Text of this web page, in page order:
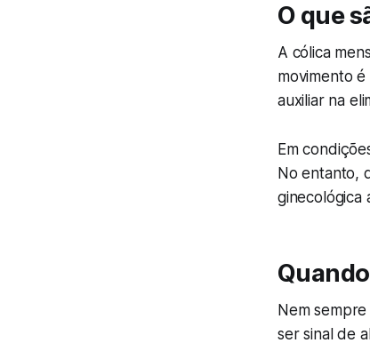
O que
A cólica
movimento
auxiliar na
Em
No entanto,
ginecológica
Nem
ser sinal de